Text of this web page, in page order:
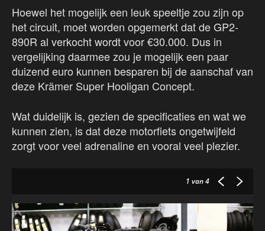
Hoewel het mogelijk een leuk speeltje zou zijn op
het circuit, moet worden opgemerkt dat de GP2-
890R al verkocht wordt voor €30.000. Dus in
vergelijking daarmee zou je mogelijk een paar
duizend euro kunnen besparen bij de aanschaf van
deze Krämer Super Hooligan Concept.
Wat duidelijk is, gezien de specificaties en wat we
kunnen zien, is dat deze motorfiets ongetwijfeld
zorgt voor veel adrenaline en vooral veel plezier.
1 van 4